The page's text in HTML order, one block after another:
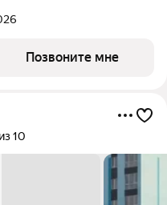
Позвоните мне
10